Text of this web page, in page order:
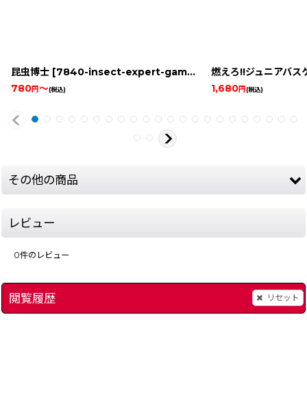
昆虫博士 [7840-insect-expert-game-boy ]
780円～(税込)
燃えろ!!ジュニアバス
1,680円(税込)
その他の商品
レビュー
0件のレビュー
閲覧履歴 リセット